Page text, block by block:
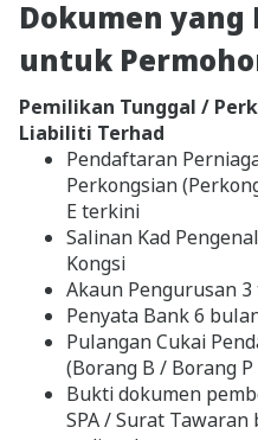
Dokumen yang
untuk
Pemilikan Tunggal /
Liabiliti Terhad
Pendaftaran
Perkongsian
E terkini
Salinan Kad
Kongsi
Akaun Pengurusan
Penyata Bank 6
Pulangan Cukai
(Borang B / Borang
Bukti dokumen
SPA / Surat